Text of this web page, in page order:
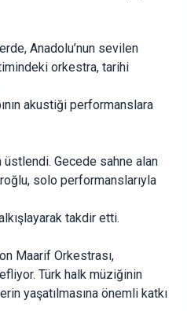
Anadolu’nun sevilen
orkestra, tarihi
akustiği performanslara
üstlendi. Gecede sahne alan
solo performanslarıyla
takdir etti.
Maarif Orkestrası,
Türk halk müziğinin
yaşatılmasına önemli katkı